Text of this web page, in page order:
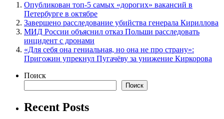
Опубликован топ-5 самых «дорогих» вакансий в
Петербурге в октябре
Завершено расследование убийства генерала Кириллова
МИД России объяснил отказ Польши расследовать
инцидент с дронами
«Для себя она гениальная, но она не про страну»:
Пригожин упрекнул Пугачёву за унижение Киркорова
Поиск
Поиск
Recent Posts